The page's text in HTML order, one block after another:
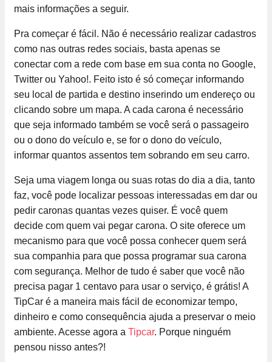
mais informações a seguir.
Pra começar é fácil. Não é necessário realizar cadastros
como nas outras redes sociais, basta apenas se
conectar com a rede com base em sua conta no Google,
Twitter ou Yahoo!. Feito isto é só começar informando
seu local de partida e destino inserindo um endereço ou
clicando sobre um mapa. A cada carona é necessário
que seja informado também se você será o passageiro
ou o dono do veículo e, se for o dono do veículo,
informar quantos assentos tem sobrando em seu carro.
Seja uma viagem longa ou suas rotas do dia a dia, tanto
faz, você pode localizar pessoas interessadas em dar ou
pedir caronas quantas vezes quiser. É você quem
decide com quem vai pegar carona. O site oferece um
mecanismo para que você possa conhecer quem será
sua companhia para que possa programar sua carona
com segurança. Melhor de tudo é saber que você não
precisa pagar 1 centavo para usar o serviço, é grátis! A
TipCar é a maneira mais fácil de economizar tempo,
dinheiro e como consequência ajuda a preservar o meio
ambiente. Acesse agora a Tipcar. Porque ninguém
pensou nisso antes?!